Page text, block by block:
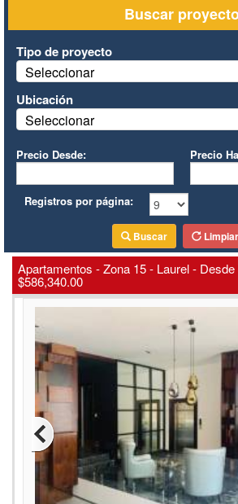
Buscar
Tipo de proyecto
Seleccionar
Ubicación
Seleccionar
Precio Desde: Precio
Registros por página:
Buscar Limpiar
Apartamentos - Zona 15 - Laurel -
$586,340.00